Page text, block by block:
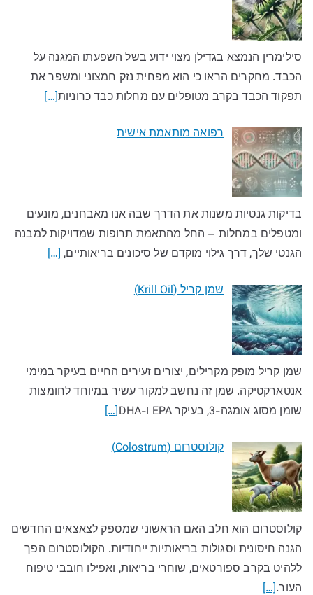
סילימרין הנמצא בגדילן מצוי ידוע בשל השפעתו המגנה על
הכבד. מחקרים הראו כי הוא מפחית נזק חמצוני ומשפר את
תפקוד הכבד בקרב מטופלים עם מחלות כבד כרוניות[…]
רפואה מותאמת אישית
בדיקות גנטיות משנות את הדרך שבה אנו מאבחנים, מונעים
ומטפלים במחלות – החל מהתאמת תרופות שמדויקות למבנה
הגנטי שלך, דרך גילוי מוקדם של סיכונים בריאותיים, […]
שמן קריל (Krill Oil)
שמן קריל מופק מקרילים, יצורים זעירים החיים בעיקר במימי
אנטארקטיקה. שמן זה נחשב למקור עשיר במיוחד לחומצות
שומן מסוג אומגה-3, בעיקר EPA ו-DHA
[…]
קולוסטרום (Colostrum)
קולוסטרום הוא חלב האם הראשוני שמספק לצאצאים החדשים
הגנה חיסונית וסגולות בריאותיות ייחודיות. הקולוסטרום הפך
ללהיט בקרב ספורטאים, שוחרי בריאות, ואפילו חובבי טיפוח
העור.[…]